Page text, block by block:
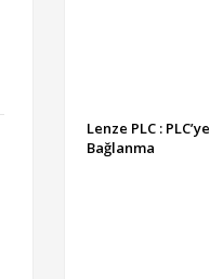
Lenze PLC : PLC’ye
Bağlanma